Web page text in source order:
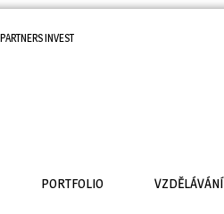
PARTNERS INVEST
PORTFOLIO VZDĚLÁVÁNÍ